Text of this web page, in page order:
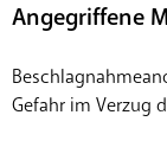
Angegriffene
Gefahr im Verzug